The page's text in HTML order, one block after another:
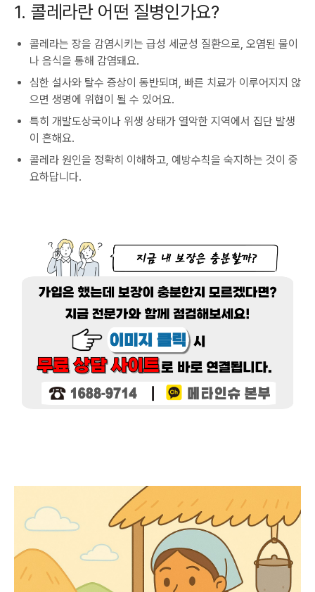
1. 콜레라란 어떤 질병인가요?
콜레라는 장을 감염시키는 급성 세균성 질환으로, 오염된 물이
나 음식을 통해 감염돼요.
심한 설사와 탈수 증상이 동반되며, 빠른 치료가 이루어지지 않
으면 생명에 위협이 될 수 있어요.
특히 개발도상국이나 위생 상태가 열악한 지역에서 집단 발생
이 흔해요.
콜레라 원인을 정확히 이해하고, 예방수칙을 숙지하는 것이 중
요하답니다.